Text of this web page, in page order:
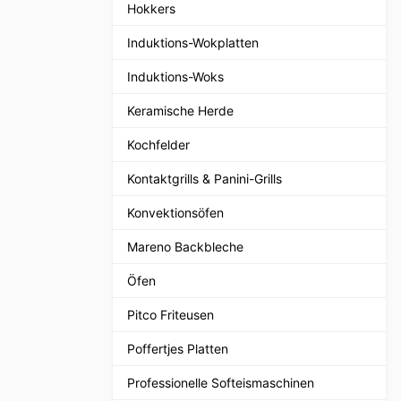
Hokkers
Induktions-Wokplatten
Induktions-Woks
Keramische Herde
Kochfelder
Kontaktgrills & Panini-Grills
Konvektionsöfen
Mareno Backbleche
Öfen
Pitco Friteusen
Poffertjes Platten
Professionelle Softeismaschinen